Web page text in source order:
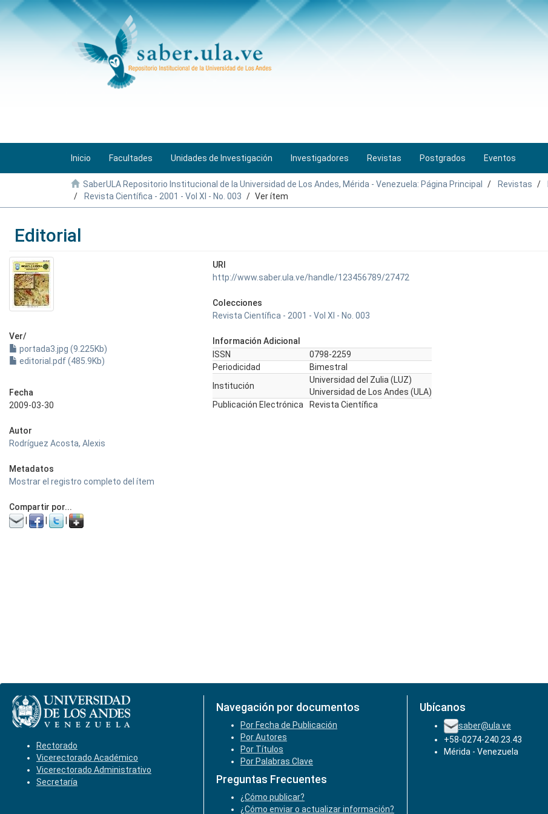
Inicio Facultades Unidades de Investigación Investigadores Revistas Postgrados Eventos
SaberULA Repositorio Institucional de la Universidad de Los Andes, Mérida - Venezuela: Página Principal Revistas
Revista Científica - 2001 - Vol XI - No. 003
Ver ítem
Editorial
Ver/
portada3.jpg (9.225Kb)
editorial.pdf (485.9Kb)
Fecha
2009-03-30
Autor
Rodríguez Acosta, Alexis
Metadatos
Mostrar el registro completo del ítem
Compartir por...
URI
http://www.saber.ula.ve/handle/123456789/27472
Colecciones
Revista Científica - 2001 - Vol XI - No. 003
Información Adicional
ISSN
0798-2259
Periodicidad
Bimestral
Institución
Universidad del Zulia (LUZ)
Universidad de Los Andes (ULA)
Publicación Electrónica
Revista Científica
Rectorado
Vicerectorado Académico
Vicerectorado Administrativo
Secretaría
Navegación por documentos
Por Fecha de Publicación
Por Autores
Por Títulos
Por Palabras Clave
Preguntas Frecuentes
¿Cómo publicar?
¿Cómo enviar o actualizar información?
Ubícanos
saber@ula.ve
+58-0274-240.23.43
Mérida - Venezuela